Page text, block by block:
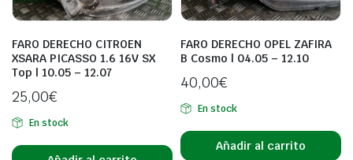
FARO DERECHO CITROEN
XSARA PICASSO 1.6 16V SX
Top | 10.05 – 12.07
25,00€
En stock
FARO DERECHO OPEL ZAFIRA
B Cosmo | 04.05 – 12.10
40,00€
En stock
Añadir al carrito